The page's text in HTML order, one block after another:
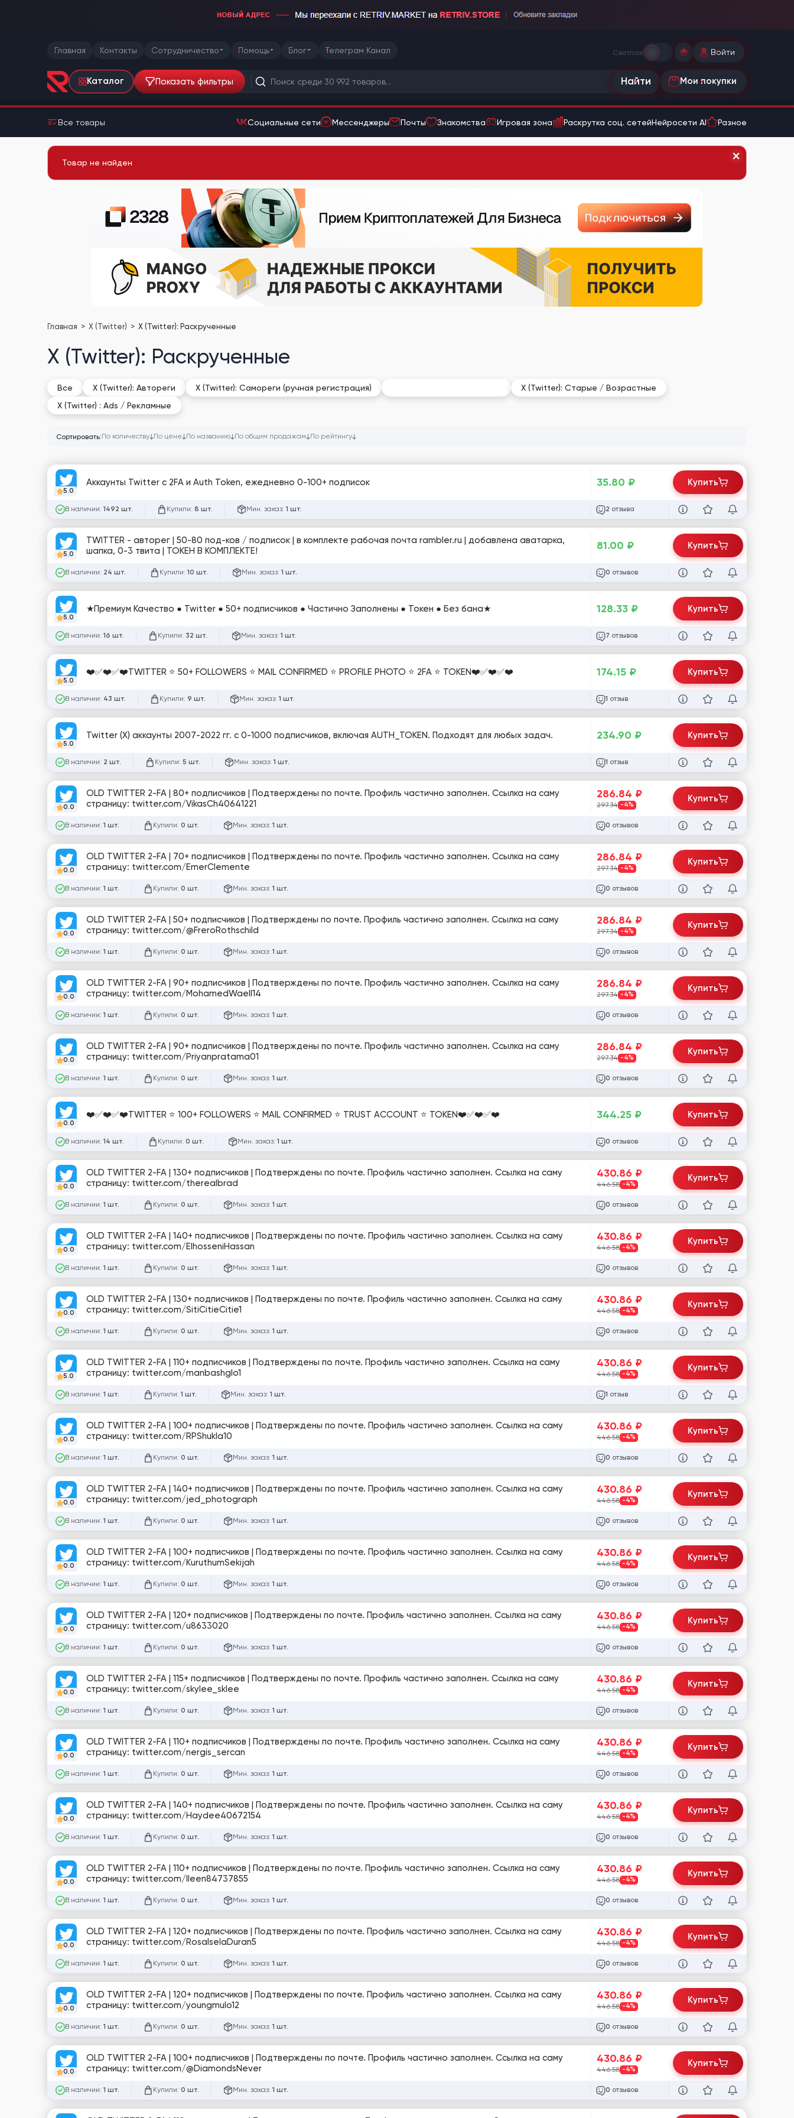
Главная Контакты Сотрудничество Помощь Блог Телеграм Канал Светлая Войти
Каталог Показать фильтры Найти Мои покупки
Все товары Социальные сети Мессенджеры Почты Знакомства Игровая зона Раскрутка соц. сетейНейросети AI Разное
Товар не найден
Главная X (Twitter) X (Twitter): Раскрученные
X (Twitter): Раскрученные
Все X (Twitter): Автореги X (Twitter): Самореги (ручная регистрация)
X (Twitter): Старые / Возрастные
X (Twitter) : Ads / Рекламные
Сортировать:По количеству По цене По названию По общим продажам По рейтингу
5.0
Аккаунты Twitter с 2FA и Auth Token, ежедневно 0-100+ подписок
В наличии: 1492 шт. Купили: 8 шт. Мин. заказ: 1 шт.
35.80 ₽
2 отзыва
Купить
5.0
TWITTER - авторег | 50-80 под-ков / подписок | в комплекте рабочая почта rambler.ru | добавлена аватарка,
шапка, 0-3 твита | ТОКЕН В КОМПЛЕКТЕ!
В наличии: 24 шт. Купили: 10 шт. Мин. заказ: 1 шт.
81.00 ₽
0 отзывов
Купить
5.0
★Премиум Качество ● Twitter ● 50+ подписчиков ● Частично Заполнены ● Токен ● Без бана★
В наличии: 16 шт. Купили: 32 шт. Мин. заказ: 1 шт.
128.33 ₽
7 отзывов
Купить
5.0
❤️✅❤️✅❤️TWITTER ⭐ 50+ FOLLOWERS ⭐ MAIL CONFIRMED ⭐ PROFILE PHOTO ⭐ 2FA ⭐ TOKEN❤️✅❤️✅❤️
В наличии: 43 шт. Купили: 9 шт. Мин. заказ: 1 шт.
174.15 ₽
1 отзыв
Купить
5.0
Twitter (X) аккаунты 2007-2022 гг. с 0-1000 подписчиков, включая AUTH_TOKEN. Подходят для любых задач.
В наличии: 2 шт. Купили: 5 шт. Мин. заказ: 1 шт.
234.90 ₽
1 отзыв
Купить
0.0
OLD TWITTER 2-FA | 80+ подписчиков | Подтверждены по почте. Профиль частично заполнен. Ссылка на саму
страницу: twitter.com/VikasCh40641221
В наличии: 1 шт. Купили: 0 шт. Мин. заказ: 1 шт.
286.84 ₽
297.34 -4%
0 отзывов
Купить
0.0
OLD TWITTER 2-FA | 70+ подписчиков | Подтверждены по почте. Профиль частично заполнен. Ссылка на саму
страницу: twitter.com/EmerClemente
В наличии: 1 шт. Купили: 0 шт. Мин. заказ: 1 шт.
286.84 ₽
297.34 -4%
0 отзывов
Купить
0.0
OLD TWITTER 2-FA | 50+ подписчиков | Подтверждены по почте. Профиль частично заполнен. Ссылка на саму
страницу: twitter.com/@FreroRothschild
В наличии: 1 шт. Купили: 0 шт. Мин. заказ: 1 шт.
286.84 ₽
297.34 -4%
0 отзывов
Купить
0.0
OLD TWITTER 2-FA | 90+ подписчиков | Подтверждены по почте. Профиль частично заполнен. Ссылка на саму
страницу: twitter.com/MohamedWaell14
В наличии: 1 шт. Купили: 0 шт. Мин. заказ: 1 шт.
286.84 ₽
297.34 -4%
0 отзывов
Купить
0.0
OLD TWITTER 2-FA | 90+ подписчиков | Подтверждены по почте. Профиль частично заполнен. Ссылка на саму
страницу: twitter.com/Priyanpratama01
В наличии: 1 шт. Купили: 0 шт. Мин. заказ: 1 шт.
286.84 ₽
297.34 -4%
0 отзывов
Купить
0.0
❤️✅❤️✅❤️TWITTER ⭐ 100+ FOLLOWERS ⭐ MAIL CONFIRMED ⭐ TRUST ACCOUNT ⭐ TOKEN❤️✅❤️✅❤️
В наличии: 14 шт. Купили: 0 шт. Мин. заказ: 1 шт.
344.25 ₽
0 отзывов
Купить
0.0
OLD TWITTER 2-FA | 130+ подписчиков | Подтверждены по почте. Профиль частично заполнен. Ссылка на саму
страницу: twitter.com/thereaIbrad
В наличии: 1 шт. Купили: 0 шт. Мин. заказ: 1 шт.
430.86 ₽
446.58 -4%
0 отзывов
Купить
0.0
OLD TWITTER 2-FA | 140+ подписчиков | Подтверждены по почте. Профиль частично заполнен. Ссылка на саму
страницу: twitter.com/ElhosseniHassan
В наличии: 1 шт. Купили: 0 шт. Мин. заказ: 1 шт.
430.86 ₽
446.58 -4%
0 отзывов
Купить
0.0
OLD TWITTER 2-FA | 130+ подписчиков | Подтверждены по почте. Профиль частично заполнен. Ссылка на саму
страницу: twitter.com/SitiCitieCitie1
В наличии: 1 шт. Купили: 0 шт. Мин. заказ: 1 шт.
430.86 ₽
446.58 -4%
0 отзывов
Купить
5.0
OLD TWITTER 2-FA | 110+ подписчиков | Подтверждены по почте. Профиль частично заполнен. Ссылка на саму
страницу: twitter.com/manbashglo1
В наличии: 1 шт. Купили: 1 шт. Мин. заказ: 1 шт.
430.86 ₽
446.58 -4%
1 отзыв
Купить
0.0
OLD TWITTER 2-FA | 100+ подписчиков | Подтверждены по почте. Профиль частично заполнен. Ссылка на саму
страницу: twitter.com/RPShukla10
В наличии: 1 шт. Купили: 0 шт. Мин. заказ: 1 шт.
430.86 ₽
446.58 -4%
0 отзывов
Купить
0.0
OLD TWITTER 2-FA | 140+ подписчиков | Подтверждены по почте. Профиль частично заполнен. Ссылка на саму
страницу: twitter.com/jed_photograph
В наличии: 1 шт. Купили: 0 шт. Мин. заказ: 1 шт.
430.86 ₽
446.58 -4%
0 отзывов
Купить
0.0
OLD TWITTER 2-FA | 100+ подписчиков | Подтверждены по почте. Профиль частично заполнен. Ссылка на саму
страницу: twitter.com/KuruthumSekijah
В наличии: 1 шт. Купили: 0 шт. Мин. заказ: 1 шт.
430.86 ₽
446.58 -4%
0 отзывов
Купить
0.0
OLD TWITTER 2-FA | 120+ подписчиков | Подтверждены по почте. Профиль частично заполнен. Ссылка на саму
страницу: twitter.com/u8633020
В наличии: 1 шт. Купили: 0 шт. Мин. заказ: 1 шт.
430.86 ₽
446.58 -4%
0 отзывов
Купить
0.0
OLD TWITTER 2-FA | 115+ подписчиков | Подтверждены по почте. Профиль частично заполнен. Ссылка на саму
страницу: twitter.com/skylee_sklee
В наличии: 1 шт. Купили: 0 шт. Мин. заказ: 1 шт.
430.86 ₽
446.58 -4%
0 отзывов
Купить
0.0
OLD TWITTER 2-FA | 110+ подписчиков | Подтверждены по почте. Профиль частично заполнен. Ссылка на саму
страницу: twitter.com/nergis_sercan
В наличии: 1 шт. Купили: 0 шт. Мин. заказ: 1 шт.
430.86 ₽
446.58 -4%
0 отзывов
Купить
0.0
OLD TWITTER 2-FA | 140+ подписчиков | Подтверждены по почте. Профиль частично заполнен. Ссылка на саму
страницу: twitter.com/Haydee40672154
В наличии: 1 шт. Купили: 0 шт. Мин. заказ: 1 шт.
430.86 ₽
446.58 -4%
0 отзывов
Купить
0.0
OLD TWITTER 2-FA | 110+ подписчиков | Подтверждены по почте. Профиль частично заполнен. Ссылка на саму
страницу: twitter.com/Ileen84737855
В наличии: 1 шт. Купили: 0 шт. Мин. заказ: 1 шт.
430.86 ₽
446.58 -4%
0 отзывов
Купить
0.0
OLD TWITTER 2-FA | 120+ подписчиков | Подтверждены по почте. Профиль частично заполнен. Ссылка на саму
страницу: twitter.com/RosaIselaDuran5
В наличии: 1 шт. Купили: 0 шт. Мин. заказ: 1 шт.
430.86 ₽
446.58 -4%
0 отзывов
Купить
0.0
OLD TWITTER 2-FA | 120+ подписчиков | Подтверждены по почте. Профиль частично заполнен. Ссылка на саму
страницу: twitter.com/youngmulo12
В наличии: 1 шт. Купили: 0 шт. Мин. заказ: 1 шт.
430.86 ₽
446.58 -4%
0 отзывов
Купить
0.0
OLD TWITTER 2-FA | 100+ подписчиков | Подтверждены по почте. Профиль частично заполнен. Ссылка на саму
страницу: twitter.com/@DiamondsNever
В наличии: 1 шт. Купили: 0 шт. Мин. заказ: 1 шт.
430.86 ₽
446.58 -4%
0 отзывов
Купить